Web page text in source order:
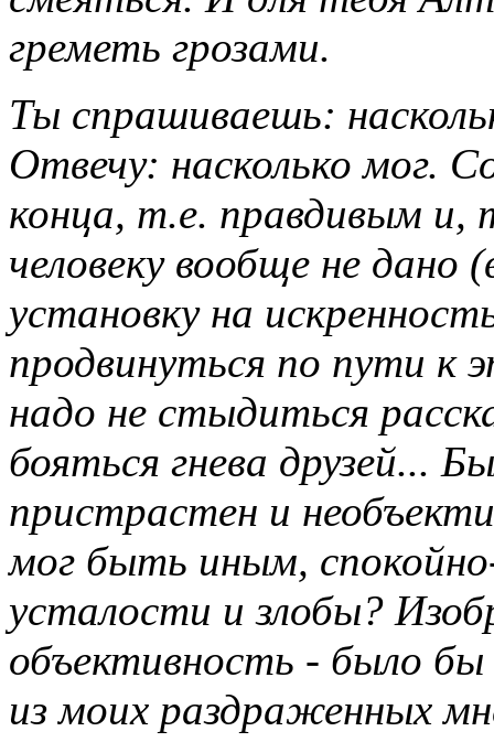
греметь грозами.
Ты спрашиваешь:
Отвечу: насколько мог.
конца, т.е. правдивым и,
человеку вообще не дано
установку на
продвинуться по пути к
надо не стыдиться
бояться гнева друзей...
пристрастен и
мог быть иным,
усталости и злобы?
объективность - было
из моих раздраженных